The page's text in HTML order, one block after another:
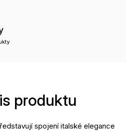
produktu
spojení italské elegance